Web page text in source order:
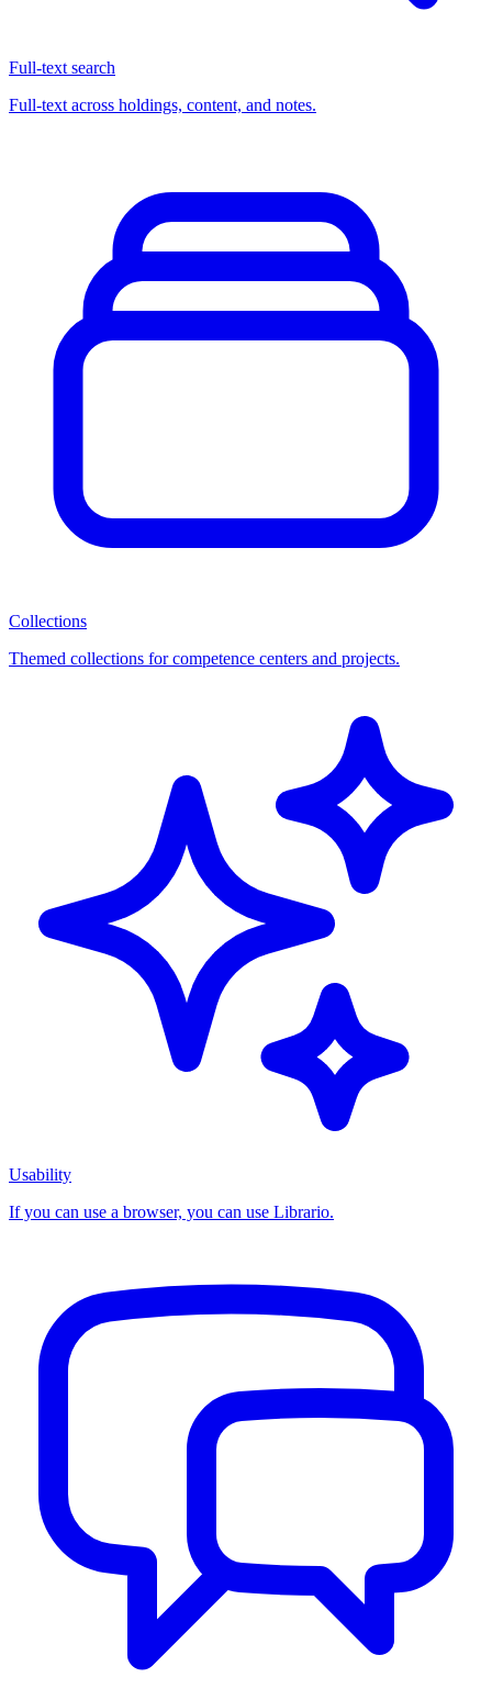
Full-text search
Full-text across holdings, content, and notes.
Collections
Themed collections for competence centers and projects.
Usability
If you can use a browser, you can use Librario.